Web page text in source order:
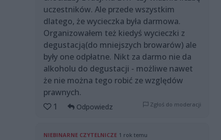
uczestników. Ale przede wszystkim
dlatego, że wycieczka była darmowa.
Organizowałem też kiedyś wycieczki z
degustacją(do mniejszych browarów) ale
były one odpłatne. Nikt za darmo nie da
alkoholu do degustacji - możliwe nawet
że nie można tego robić ze względów
prawnych.
1
Odpowiedz Zgłoś do moderacji
NIEBINARNE CZYTELNICZE 1 rok temu